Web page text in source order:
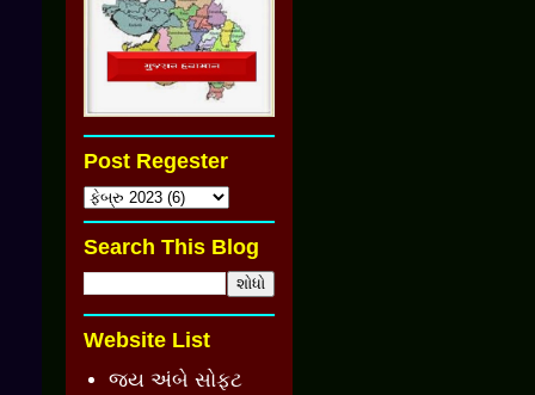
Post Regester
Search This Blog
Website List
જય અંબે સોફ્ટ